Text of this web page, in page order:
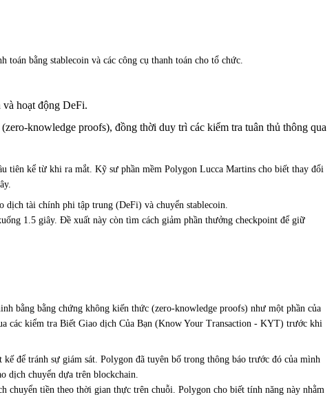
bằng stablecoin và các công cụ thanh toán cho tổ chức.
hoạt động DeFi.
knowledge proofs), đồng thời duy trì các kiểm tra tuân thủ thông qua
tiên kể từ khi ra mắt. Kỹ sư phần mềm Polygon Lucca Martins cho biết thay đổi
dịch tài chính phi tập trung (DeFi) và chuyển stablecoin.
1.5 giây. Đề xuất này còn tìm cách giảm phần thưởng checkpoint để giữ
bằng bằng chứng không kiến thức (zero-knowledge proofs) như một phần của
các kiểm tra Biết Giao dịch Của Bạn (Know Your Transaction - KYT) trước khi
để tránh sự giám sát. Polygon đã tuyên bố trong thông báo trước đó của mình
dịch chuyển dựa trên blockchain.
chuyển tiền theo thời gian thực trên chuỗi. Polygon cho biết tính năng này nhằm